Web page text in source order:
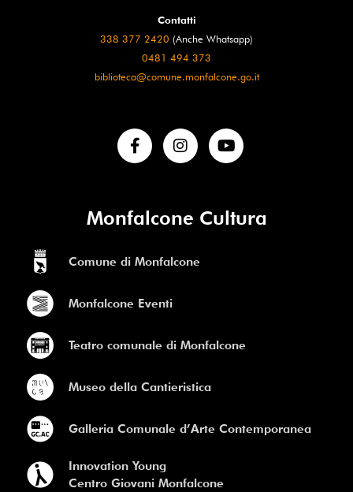
Contatti
338 377 2420 (Anche Whatsapp)
0481 494 373
biblioteca@comune.monfalcone.go.it
Monfalcone Cultura
Comune di Monfalcone
Monfalcone Eventi
Teatro comunale di Monfalcone
Museo della Cantieristica
Galleria Comunale d’Arte Contemporanea
Innovation Young
Centro Giovani Monfalcone